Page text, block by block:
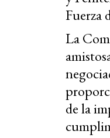
Fuerza
La
de la